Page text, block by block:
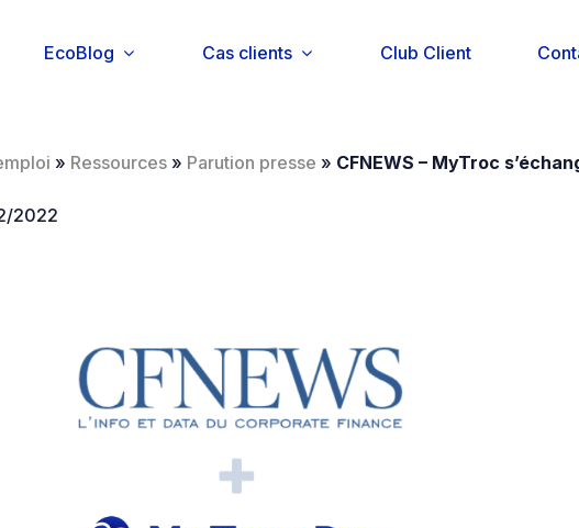
EcoBlog Cas clients Club Client
» Ressources » Parution presse » CFNEWS – MyTroc
2022